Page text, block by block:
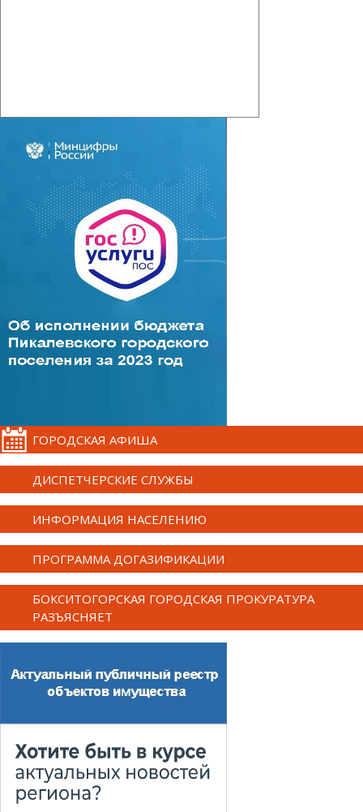
ГОРОДСКАЯ АФИША
ДИСПЕТЧЕРСКИЕ СЛУЖБЫ
ИНФОРМАЦИЯ НАСЕЛЕНИЮ
ПРОГРАММА ДОГАЗИФИКАЦИИ
БОКСИТОГОРСКАЯ ГОРОДСКАЯ ПРОКУРАТУРА
РАЗЪЯСНЯЕТ